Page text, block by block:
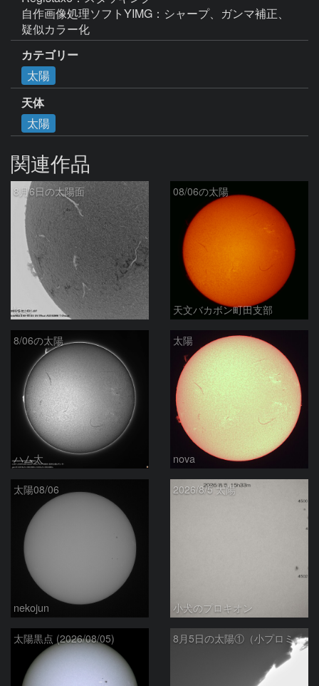
自作画像処理ソフトYIMG：シャープ、ガンマ補正、
疑似カラー化
カテゴリー
太陽
天体
太陽
関連作品
8月6日の太陽面
ta-o
08/06の太陽
天文バカボン町田支部
8/06の太陽
ハム太
太陽
nova
太陽08/06
nekojun
2026/8/5 太陽
小犬のプロキオン
太陽黒点 (2026/08/05) 8月5日の太陽①（小プロミネン噴出 ）